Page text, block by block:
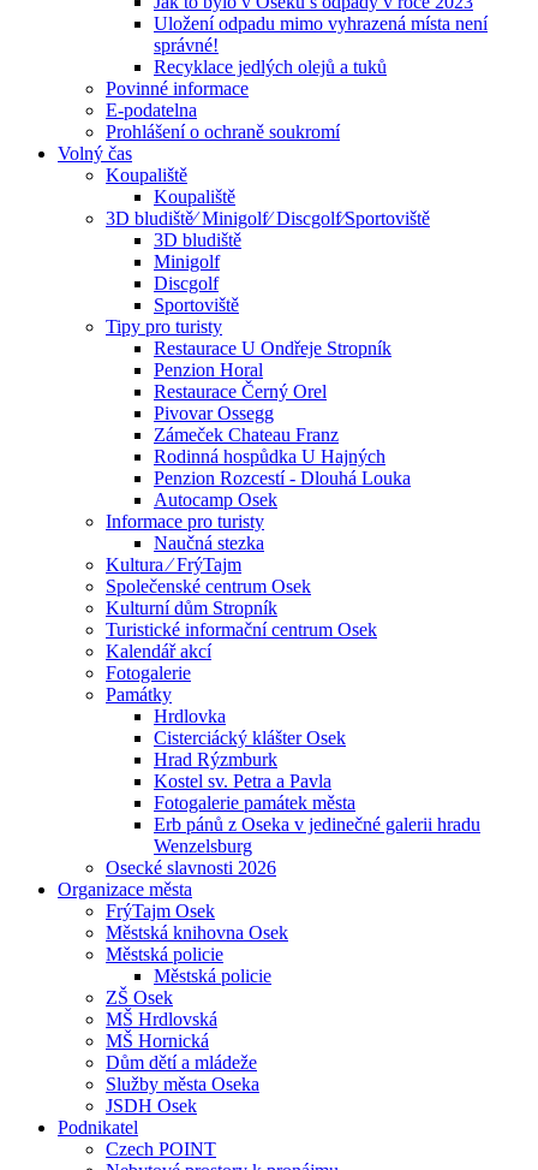
Uložení odpadu mimo vyhrazená místa není
správné!
Recyklace jedlých olejů a tuků
Povinné informace
E-podatelna
Prohlášení o ochraně soukromí
Volný čas
Koupaliště
Koupaliště
3D bludiště⁄ Minigolf⁄ Discgolf⁄Sportoviště
3D bludiště
Minigolf
Discgolf
Sportoviště
Tipy pro turisty
Restaurace U Ondřeje Stropník
Penzion Horal
Restaurace Černý Orel
Pivovar Ossegg
Zámeček Chateau Franz
Rodinná hospůdka U Hajných
Penzion Rozcestí - Dlouhá Louka
Autocamp Osek
Informace pro turisty
Naučná stezka
Kultura ⁄ FrýTajm
Společenské centrum Osek
Kulturní dům Stropník
Turistické informační centrum Osek
Kalendář akcí
Fotogalerie
Památky
Hrdlovka
Cisterciácký klášter Osek
Hrad Rýzmburk
Kostel sv. Petra a Pavla
Fotogalerie památek města
Erb pánů z Oseka v jedinečné galerii hradu
Wenzelsburg
Osecké slavnosti 2026
Organizace města
FrýTajm Osek
Městská knihovna Osek
Městská policie
Městská policie
ZŠ Osek
MŠ Hrdlovská
MŠ Hornická
Dům dětí a mládeže
Služby města Oseka
JSDH Osek
Podnikatel
Czech POINT